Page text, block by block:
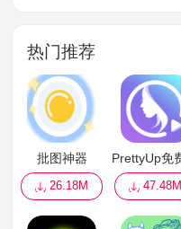
热门推荐
批图神器
26.18M
PrettyUp免
47.48M